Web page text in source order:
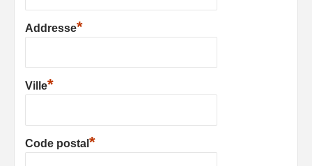
Addresse*
Ville*
Code postal *